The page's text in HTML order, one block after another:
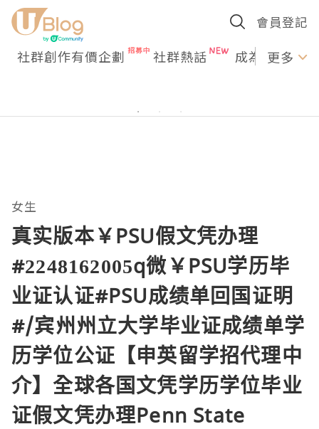
會員登記
社群創作有價企劃 社群熱話 成為U更多
女生
真实版本￥PSU假文凭办理
#2248162005q微￥PSU学历毕
业证认证#PSU成绩单回国证明
#/宾州州立大学毕业证成绩单学
历学位公证【申英留学招代理中
介】全球各国文凭学历学位毕业
证假文凭办理Penn State